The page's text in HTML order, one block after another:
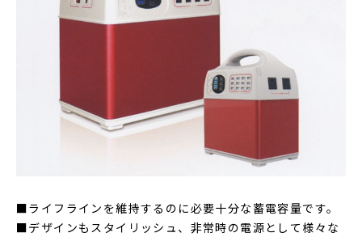
■ライフラインを維持するのに必要十分な蓄電容量です。
■デザインもスタイリッシュ、非常時の電源として様々な